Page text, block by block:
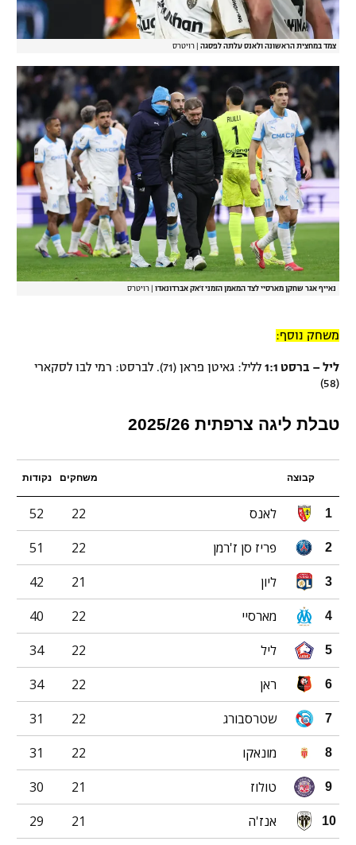
צמד במחצית הראשונה ולאנס עלתה לפסגה רויטרס
נאייף אגר שחקן מארסיי לצד המאמן הזמני ז'אק אברדונאדו רויטרס
משחק נוסף:
ליל – ברסט 1:1
לליל: גאיטן פראן (71). לברסט: רמי לבו לסקארי
(58)
טבלת ליגה צרפתית 2025/26
קבוצה משחקים נקודות
1 לאנס 22
52
2 פריז סן ז'רמן 22
51
3 ליון 21
42
4 מארסיי 22
40
5 ליל 22
34
6 ראן 22
34
7 שטרסבורג 22
31
8 מונאקו 22
31
9 טולוז 21
30
10 אנז'ה 21
29